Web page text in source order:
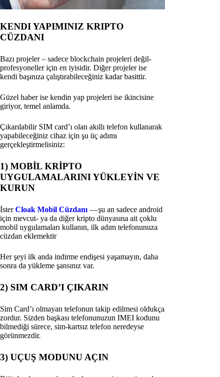
KENDI YAPIMINIZ KRIPTO
CÜZDANI
Bazı projeler – sadece blockchain projeleri değil-
profesyoneller için en iyisidir. Diğer projeler ise
kendi başınıza çalıştırabileceğiniz kadar basittir.
Güzel haber ise kendin yap projeleri ise ikincisine
giriyor, temel anlamda.
Çıkarılabilir SIM card’ı olan akıllı telefon kullanarak
yapabileceğiniz cihaz için şu üç adımı
gerçekleştirmelisiniz:
1) MOBİL KRİPTO
UYGULAMALARINI YÜKLEYİN VE
KURUN
İsterCloak Mobil Cüzdanı — şu an sadece android
için mevcut- ya da diğer kripto dünyasına ait çoklu
mobil uygulamaları kullanın, ilk adım telefonunuza
cüzdan eklemektir
Her şeyi ilk anda indirme endişesi yaşamayın, daha
sonra da yükleme şansınız var.
2) SIM CARD’I ÇIKARIN
Sim Card’ı olmayan telefonun takip edilmesi oldukça
zordur. Sizden başkası telefonunuzun IMEI kodunu
bilmediği sürece, sim-kartsız telefon neredeyse
görünmezdir.
3) UÇUŞ MODUNU AÇIN